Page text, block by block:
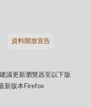
資料開放宣告
議更新瀏覽器至以下版
新版本Firefox